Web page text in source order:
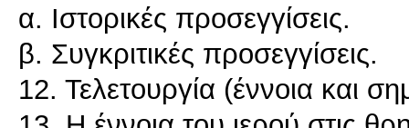
α. Ιστορικές προσεγγίσεις.
β. Συγκριτικές προσεγγίσεις.
12. Τελετουργία (έννοια και